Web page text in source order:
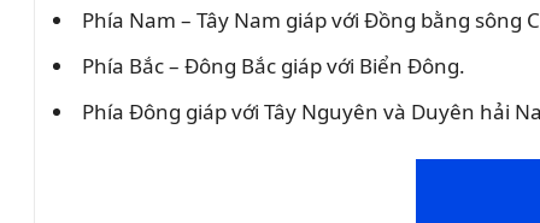
Phía Nam – Tây Nam giáp với Đồng bằng sông
Phía Bắc – Đông Bắc giáp với Biển Đông.
Phía Đông giáp với Tây Nguyên và Duyên hải